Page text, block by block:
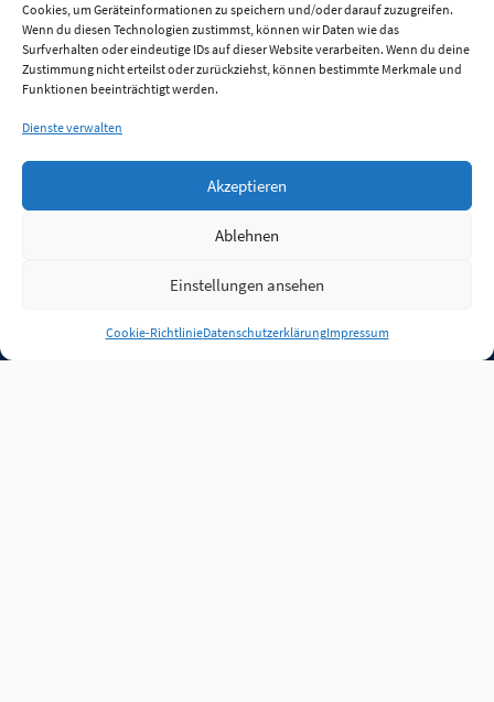
Cookies, um Geräteinformationen zu speichern und/oder darauf zuzugreifen.
Wenn du diesen Technologien zustimmst, können wir Daten wie das
Surfverhalten oder eindeutige IDs auf dieser Website verarbeiten. Wenn du deine
Zustimmung nicht erteilst oder zurückziehst, können bestimmte Merkmale und
Funktionen beeinträchtigt werden.
Dienste verwalten
Akzeptieren
Ablehnen
Einstellungen ansehen
Cookie-RichtlinieDatenschutzerklärungImpressum
Anmelden
Jobs Partner FAQ Quellen